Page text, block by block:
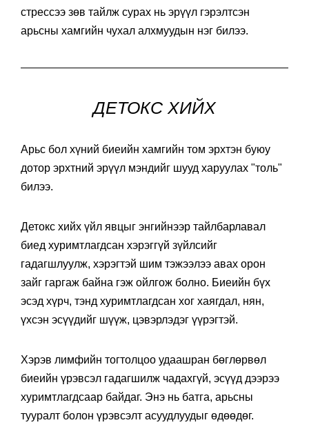
стрессээ зөв тайлж сурах нь эрүүл гэрэлтсэн
арьсны хамгийн чухал алхмуудын нэг билээ.
ДЕТОКС ХИЙХ
Арьс бол хүний биеийн хамгийн том эрхтэн буюу
дотор эрхтний эрүүл мэндийг шууд харуулах "толь"
билээ.
Детокс хийх үйл явцыг энгийнээр тайлбарлавал
биед хуримтлагдсан хэрэггүй зүйлсийг
гадагшлуулж, хэрэгтэй шим тэжээлээ авах орон
зайг гаргаж байна гэж ойлгож болно. Биеийн бүх
эсэд хүрч, тэнд хуримтлагдсан хог хаягдал, нян,
үхсэн эсүүдийг шүүж, цэвэрлэдэг үүрэгтэй.
Хэрэв лимфийн тогтолцоо удаашран бөглөрвөл
биеийн үрэвсэл гадагшилж чадахгүй, эсүүд дээрээ
хуримтлагдсаар байдаг. Энэ нь батга, арьсны
тууралт болон үрэвсэлт асуудлуудыг өдөөдөг.